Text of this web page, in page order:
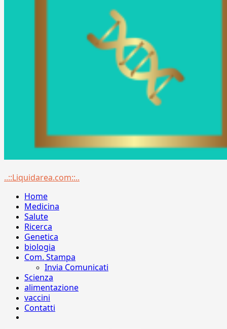
Menu
..::Liquidarea.com::..
Home
Medicina
Salute
Ricerca
Genetica
biologia
Com. Stampa
Invia Comunicati
Scienza
alimentazione
vaccini
Contatti